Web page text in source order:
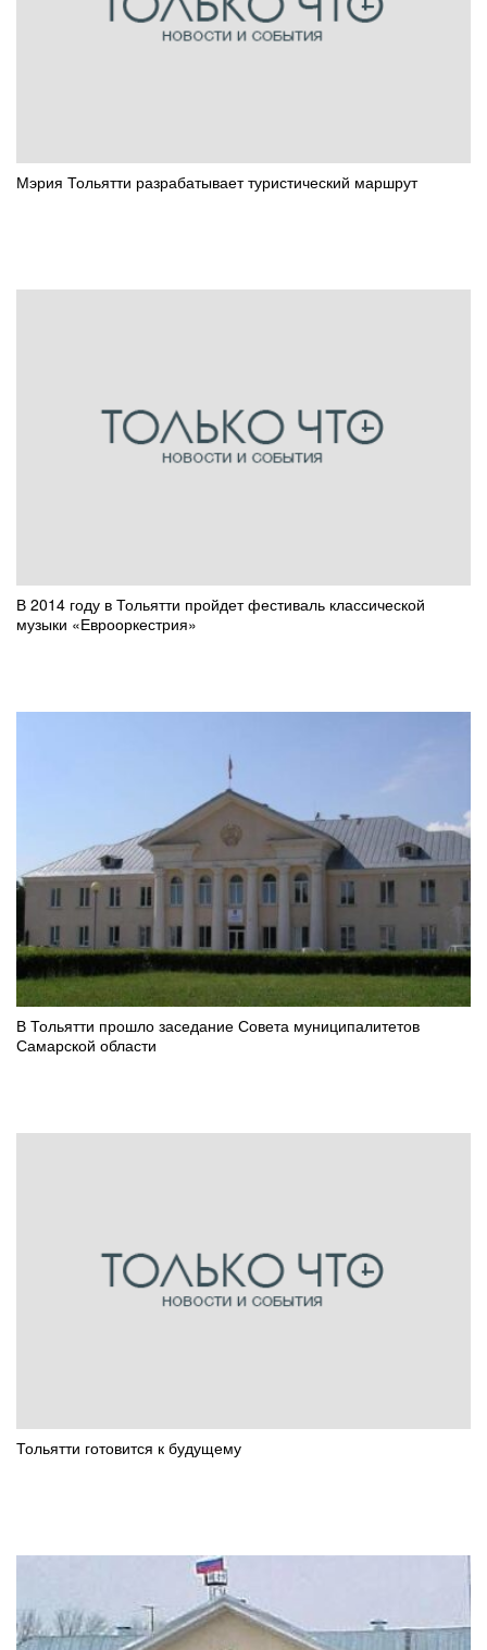
Мэрия Тольятти разрабатывает туристический маршрут
В 2014 году в Тольятти пройдет фестиваль классической
музыки «Еврооркестрия»
В Тольятти прошло заседание Совета муниципалитетов
Самарской области
Тольятти готовится к будущему